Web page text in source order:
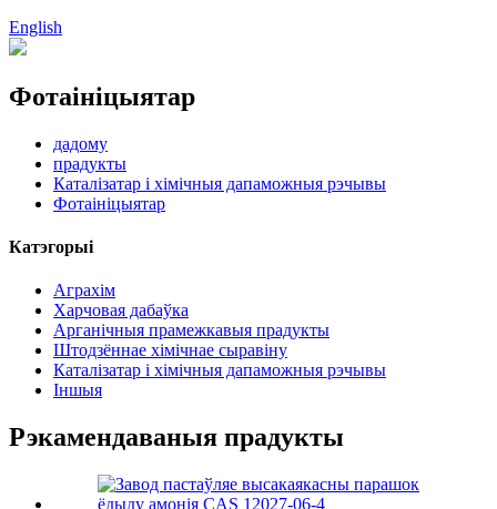
English
Фотаініцыятар
дадому
прадукты
Каталізатар і хімічныя дапаможныя рэчывы
Фотаініцыятар
Катэгорыі
Аграхім
Харчовая дабаўка
Арганічныя прамежкавыя прадукты
Штодзённае хімічнае сыравіну
Каталізатар і хімічныя дапаможныя рэчывы
Іншыя
Рэкамендаваныя прадукты